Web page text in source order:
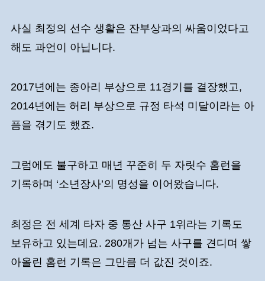
사실 최정의 선수 생활은 잔부상과의 싸움이었다고
해도 과언이 아닙니다.
2017년에는 종아리 부상으로 11경기를 결장했고,
2014년에는 허리 부상으로 규정 타석 미달이라는 아
픔을 겪기도 했죠.
그럼에도 불구하고 매년 꾸준히 두 자릿수 홈런을
기록하며 ‘소년장사’의 명성을 이어왔습니다.
최정은 전 세계 타자 중 통산 사구 1위라는 기록도
보유하고 있는데요. 280개가 넘는 사구를 견디며 쌓
아올린 홈런 기록은 그만큼 더 값진 것이죠.